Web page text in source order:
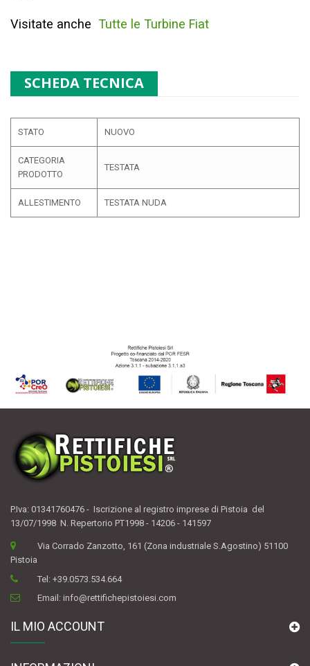
Visitate anche Tutte le Turbine Fiat
SCHEDA TECNICA
STATO NUOVO
CATEGORIA
PRODOTTO
TESTATA
ALLESTIMENTO TESTATA NUDA
P.Iva: 01341760476 - Iscrizione al registro imprese di Pistoia del
13/07/1998 N. Repertorio PT1998 - 14206 - 141597
Via Corrado Zanzotto, 161 (Zona industriale S.Agostino) 51100
Pistoia
Tel:+39.0573.534.664
Email:info@rettifichepistoiesi.com
IL MIO ACCOUNT